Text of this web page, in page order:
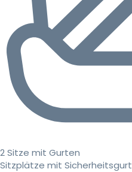
2 Sitze mit Gurten
Sitzplätze mit Sicherheitsgurt